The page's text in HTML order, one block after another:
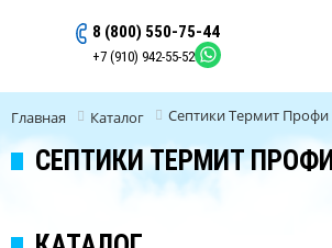
8 (800) 550-75-44
+7 (910) 942-55-52
Главная Каталог Септики Термит Профи
СЕПТИКИ ТЕРМИТ ПРОФИ